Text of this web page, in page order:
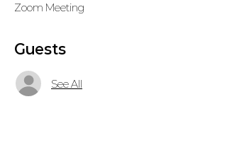
Zoom Meeting
Guests
See All